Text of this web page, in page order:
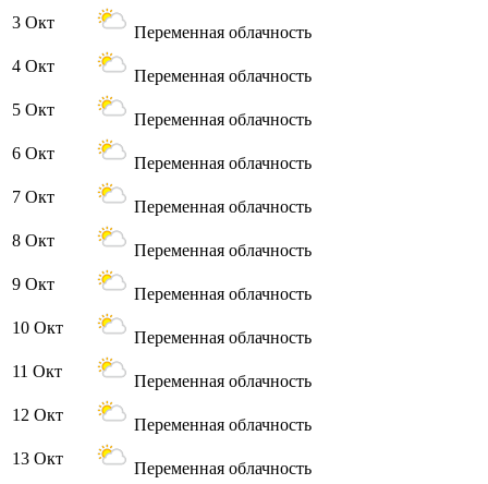
3 Окт
Переменная облачность
4 Окт
Переменная облачность
5 Окт
Переменная облачность
6 Окт
Переменная облачность
7 Окт
Переменная облачность
8 Окт
Переменная облачность
9 Окт
Переменная облачность
10 Окт
Переменная облачность
11 Окт
Переменная облачность
12 Окт
Переменная облачность
13 Окт
Переменная облачность